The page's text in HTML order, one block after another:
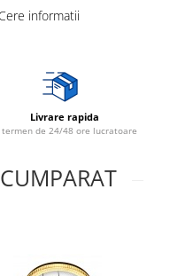
informatii
Livrare rapida
termen de 24/48 ore lucratoare